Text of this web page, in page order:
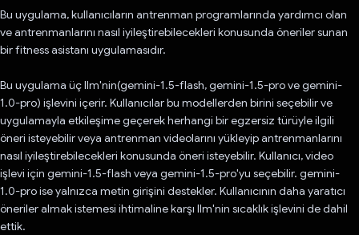
Bu uygulama, kullanıcıların antrenman programlarında yardımcı olan
ve antrenmanlarını nasıl iyileştirebilecekleri konusunda öneriler sunan
bir fitness asistanı uygulamasıdır.
Bu uygulama üç llm'nin(gemini-1.5-flash, gemini-1.5-pro ve gemini-
1.0-pro) işlevini içerir. Kullanıcılar bu modellerden birini seçebilir ve
uygulamayla etkileşime geçerek herhangi bir egzersiz türüyle ilgili
öneri isteyebilir veya antrenman videolarını yükleyip antrenmanlarını
nasıl iyileştirebilecekleri konusunda öneri isteyebilir. Kullanıcı, video
işlevi için gemini-1.5-flash veya gemini-1.5-pro'yu seçebilir. gemini-
1.0-pro ise yalnızca metin girişini destekler. Kullanıcının daha yaratıcı
öneriler almak istemesi ihtimaline karşı llm'nin sıcaklık işlevini de dahil
ettik.